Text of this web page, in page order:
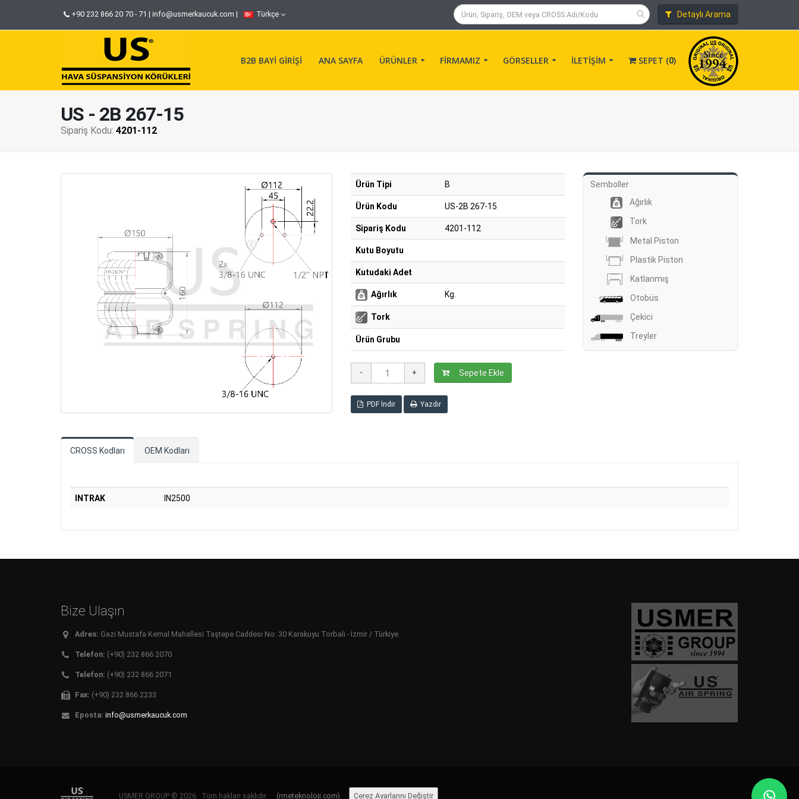
+90 232 866 20 70 - 71 | info@usmerkaucuk.com | Türkçe Detaylı Arama
B2B BAYİ GİRİŞİ ANA SAYFA ÜRÜNLER FİRMAMIZ GÖRSELLER İLETİŞİM SEPET (0)
US - 2B 267-15
Sipariş Kodu: 4201-112
Ürün Tipi B
Ürün Kodu US-2B 267-15
Sipariş Kodu 4201-112
Kutu Boyutu
Kutudaki Adet
Ağırlık Kg.
Tork
Ürün Grubu
Sepete Ekle
PDF İndir Yazdır
Semboller
Ağırlık
Tork
Metal Piston
Plastik Piston
Katlanmış
Otobüs
Çekici
Treyler
CROSS Kodları OEM Kodları
INTRAK IN2500
Bize Ulaşın
Adres: Gazi Mustafa Kemal Mahallesi Taştepe Caddesi No: 30 Karakuyu Torbalı - İzmir / Türkiye
Telefon: (+90) 232 866 2070
Telefon: (+90) 232 866 2071
Fax: (+90) 232 866 2233
Eposta: info@usmerkaucuk.com
USMER GROUP © 2026. Tüm hakları saklıdır. (rmeteknoloji.com) Çerez Ayarlarını Değiştir